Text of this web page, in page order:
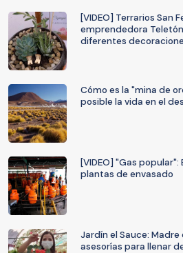
[VIDEO] Terrarios San
emprendedora
diferentes
Cómo es la "mina de
posible la vida en el
[VIDEO] "Gas
plantas de envasado
Jardín el Sauce:
asesorías para llenar